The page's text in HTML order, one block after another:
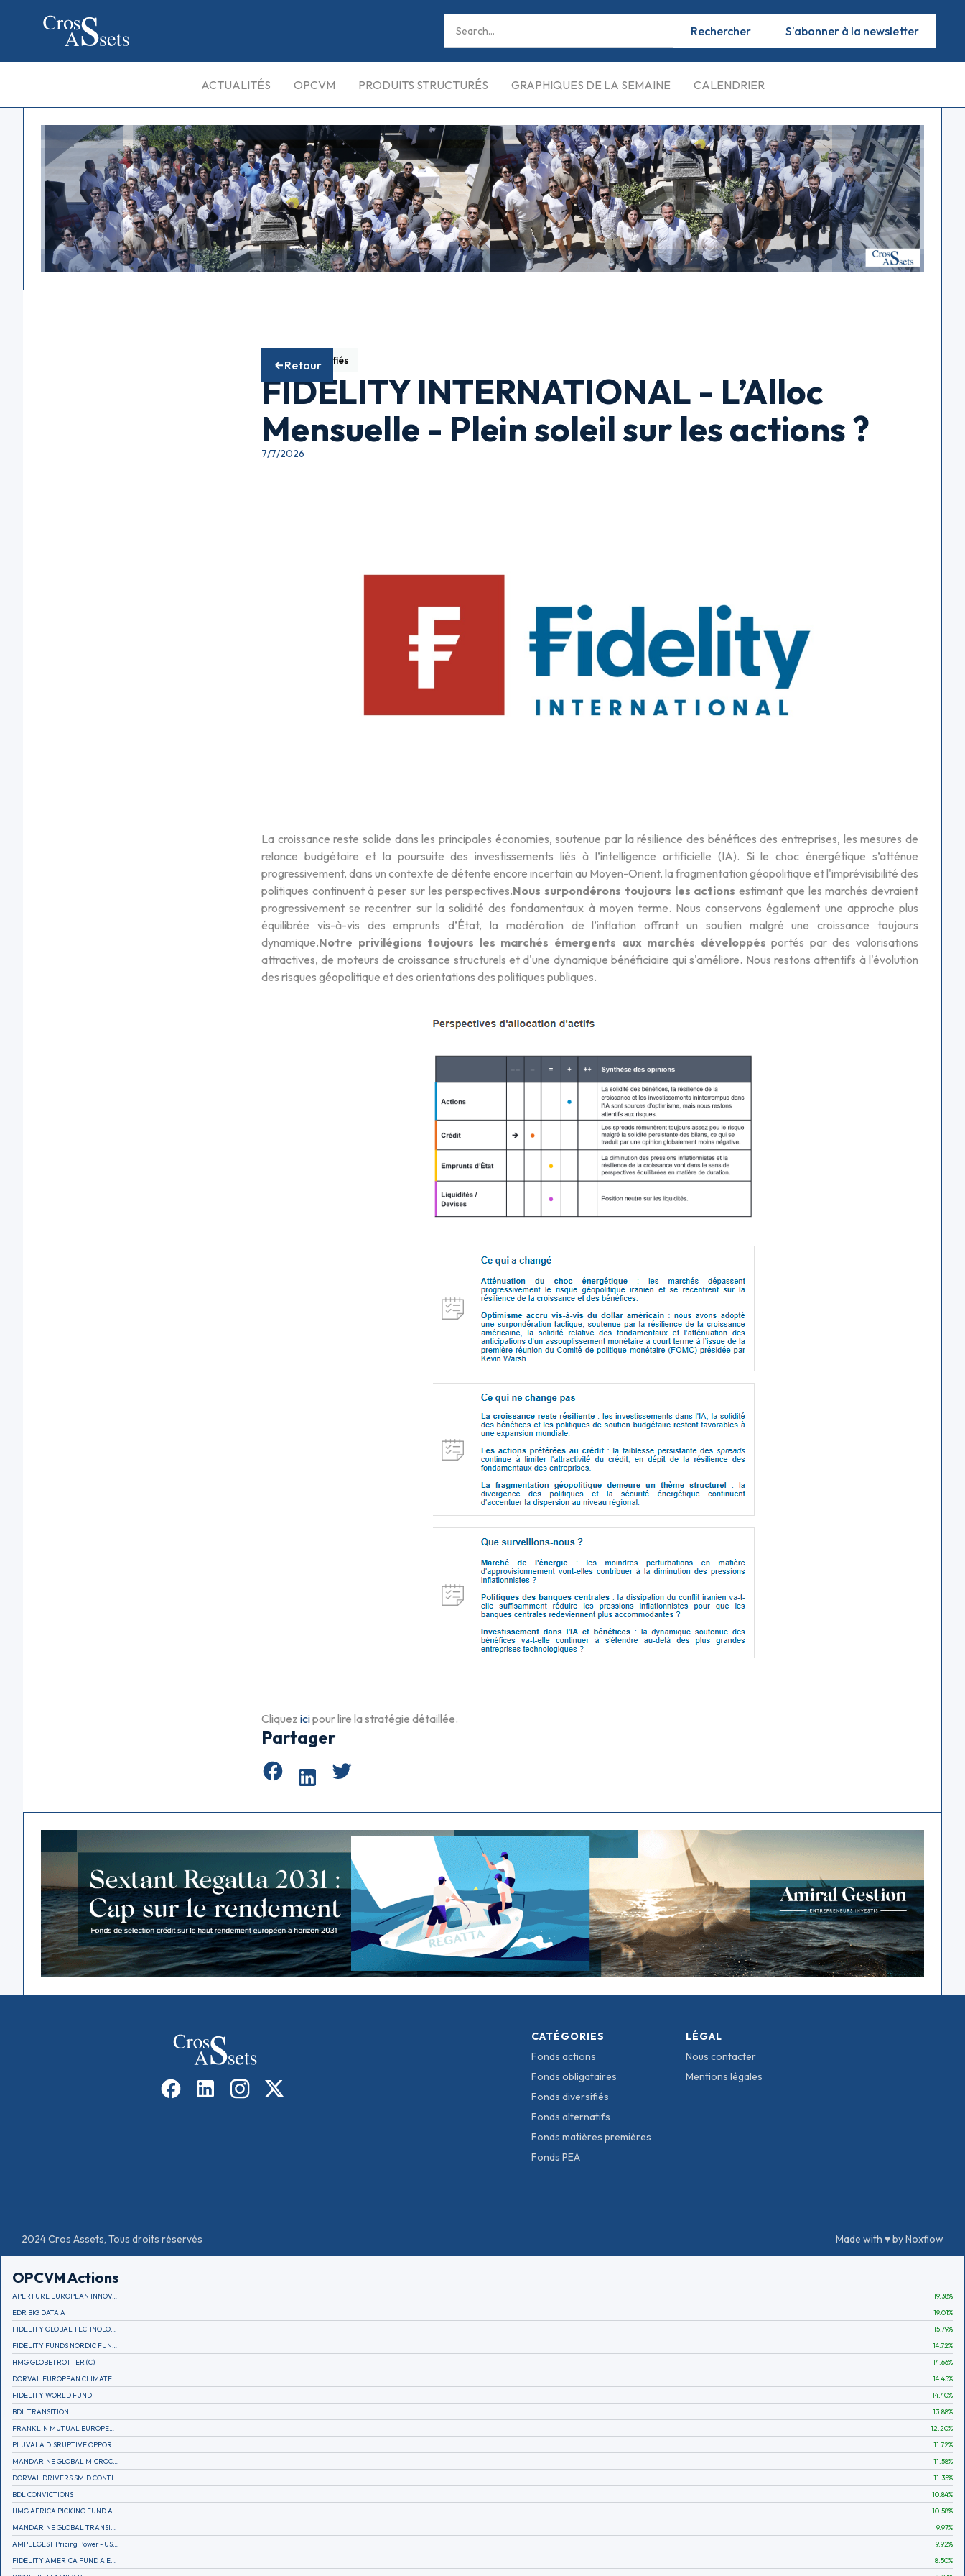
S'abonner à la newsletter
ACTUALITÉS OPCVM PRODUITS STRUCTURÉS GRAPHIQUES DE LA SEMAINE CALENDRIER
Retour
Fonds diversifiés
FIDELITY INTERNATIONAL - L’Alloc
Mensuelle - Plein soleil sur les actions ?
7/7/2026
La croissance reste solide dans les principales économies, soutenue par la résilience des bénéfices des entreprises, les mesures de
relance budgétaire et la poursuite des investissements liés à l’intelligence artificielle (IA). Si le choc énergétique s’atténue
progressivement, dans un contexte de détente encore incertain au Moyen-Orient, la fragmentation géopolitique et l'imprévisibilité des
politiques continuent à peser sur les perspectives.Nous surpondérons toujours les actions estimant que les marchés devraient
progressivement se recentrer sur la solidité des fondamentaux à moyen terme. Nous conservons également une approche plus
équilibrée vis-à-vis des emprunts d’État, la modération de l’inflation offrant un soutien malgré une croissance toujours
dynamique.Notre privilégions toujours les marchés émergents aux marchés développés portés par des valorisations
attractives, de moteurs de croissance structurels et d'une dynamique bénéficiaire qui s'améliore. Nous restons attentifs à l'évolution
des risques géopolitique et des orientations des politiques publiques.
Cliquez icipour lire la stratégie détaillée.
Partager
CATÉGORIES
Fonds actions
Fonds obligataires
Fonds diversifiés
Fonds alternatifs
Fonds matières premières
Fonds PEA
LÉGAL
Nous contacter
Mentions légales
2024 Cros Assets, Tous droits réservés Made with ♥ by Noxflow
OPCVM Actions
APERTURE EUROPEAN INNOVATION 19.38%
EDR BIG DATA A
19.01%
15.79%
14.72%
HMG GLOBETROTTER (C)
14.66%
14.45%
FIDELITY WORLD FUND
14.40%
BDL TRANSITION
13.88%
12.20%
11.72%
11.58%
11.35%
BDL CONVICTIONS
10.84%
HMG AFRICA PICKING FUND A
10.58%
9.97%
9.92%
8.50%